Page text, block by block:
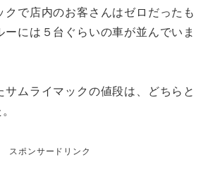
クで店内のお客さんはゼロだったも
ーには５台ぐらいの車が並んでいま
サムライマックの値段は、どちらと
スポンサードリンク